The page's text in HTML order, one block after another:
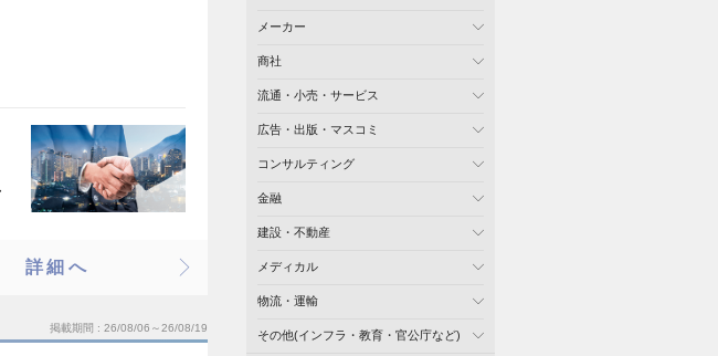
詳細へ
掲載期間 26/08/06～26/08/19
メーカー
商社
流通・小売・サービス
広告・出版・マスコミ
コンサルティング
金融
建設・不動産
メディカル
物流・運輸
その他(インフラ・教育・官公庁など)